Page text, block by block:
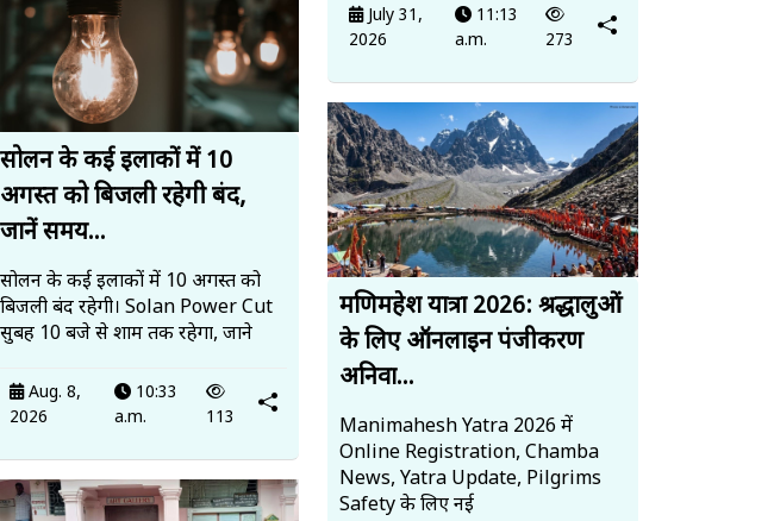
सोलन के कई इलाकों में 10
अगस्त को बिजली रहेगी बंद,
जानें समय...
सोलन के कई इलाकों में 10 अगस्त को
बिजली बंद रहेगी। Solan Power Cut
सुबह 10 बजे से शाम तक रहेगा, जाने
Aug. 8,
2026
10:33
a.m.
113
July 31,
2026
11:13
a.m.
273
मणिमहेश यात्रा 2026: श्रद्धालुओं
के लिए ऑनलाइन पंजीकरण
अनिवा...
Manimahesh Yatra 2026 में
Online Registration, Chamba
News, Yatra Update, Pilgrims
Safety के लिए नई